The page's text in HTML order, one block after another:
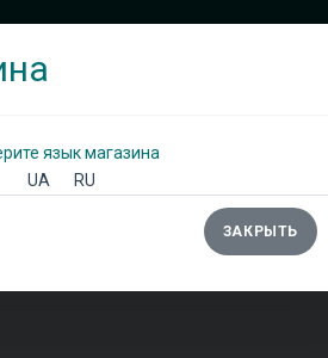
ТУМБЫ/КОМОДЫ
язык магазина
UA
RU
ЗАКРЫТЬ